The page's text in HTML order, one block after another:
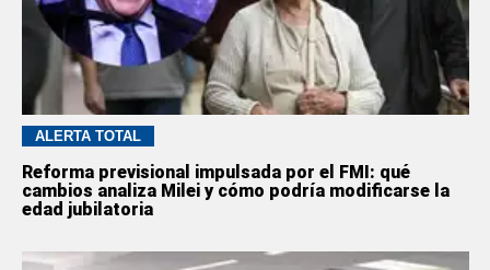
ALERTA TOTAL
Reforma previsional impulsada por el FMI: qué
cambios analiza Milei y cómo podría modificarse la
edad jubilatoria